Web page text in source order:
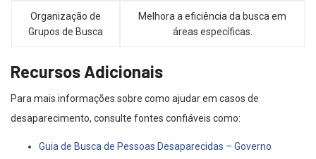
Organização de
Grupos de Busca
Melhora a eficiência da busca em
áreas específicas.
Recursos Adicionais
Para mais informações sobre como ajudar em casos de
desaparecimento, consulte fontes confiáveis como:
Guia de Busca de Pessoas Desaparecidas – Governo